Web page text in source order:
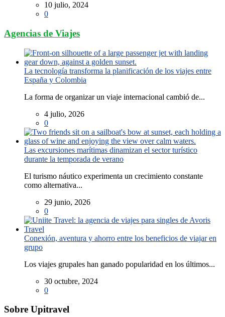
10 julio, 2024
0
Agencias de Viajes
La tecnología transforma la planificación de los viajes entre
España y Colombia
La forma de organizar un viaje internacional cambió de...
4 julio, 2026
0
Las excursiones marítimas dinamizan el sector turístico
durante la temporada de verano
El turismo náutico experimenta un crecimiento constante
como alternativa...
29 junio, 2026
0
Conexión, aventura y ahorro entre los beneficios de viajar en
grupo
Los viajes grupales han ganado popularidad en los últimos...
30 octubre, 2024
0
Sobre Upitravel